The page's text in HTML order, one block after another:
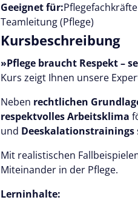
Geeignet für:Pflegefachkräfte
Teamleitung (Pflege)
Kursbeschreibung
»Pflege braucht Respekt –
Kurs zeigt Ihnen unsere
Neben rechtlichen
respektvolles Arbeitsklima
und Deeskalationstrainings
Mit realistischen
Miteinander in der Pflege.
Lerninhalte: